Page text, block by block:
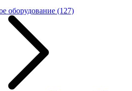
оборудование (127)